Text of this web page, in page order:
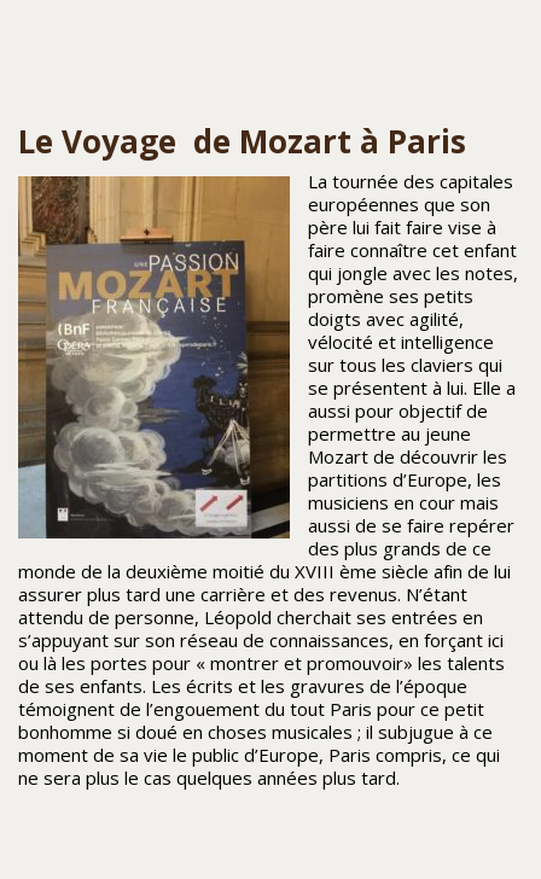
Le Voyage de Mozart à Paris
La tournée des capitales
européennes que son
père lui fait faire vise à
faire connaître cet enfant
qui jongle avec les notes,
promène ses petits
doigts avec agilité,
vélocité et intelligence
sur tous les claviers qui
se présentent à lui. Elle a
aussi pour objectif de
permettre au jeune
Mozart de découvrir les
partitions d’Europe, les
musiciens en cour mais
aussi de se faire repérer
des plus grands de ce
monde de la deuxième moitié du XVIII ème siècle afin de lui
assurer plus tard une carrière et des revenus. N’étant
attendu de personne, Léopold cherchait ses entrées en
s’appuyant sur son réseau de connaissances, en forçant ici
ou là les portes pour « montrer et promouvoir» les talents
de ses enfants. Les écrits et les gravures de l’époque
témoignent de l’engouement du tout Paris pour ce petit
bonhomme si doué en choses musicales ; il subjugue à ce
moment de sa vie le public d’Europe, Paris compris, ce qui
ne sera plus le cas quelques années plus tard.